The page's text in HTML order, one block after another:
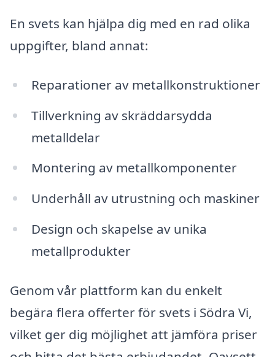
En svets kan hjälpa dig med en rad olika
uppgifter, bland annat:
Reparationer av metallkonstruktioner
Tillverkning av skräddarsydda
metalldelar
Montering av metallkomponenter
Underhåll av utrustning och maskiner
Design och skapelse av unika
metallprodukter
Genom vår plattform kan du enkelt
begära flera offerter för svets i Södra Vi,
vilket ger dig möjlighet att jämföra priser